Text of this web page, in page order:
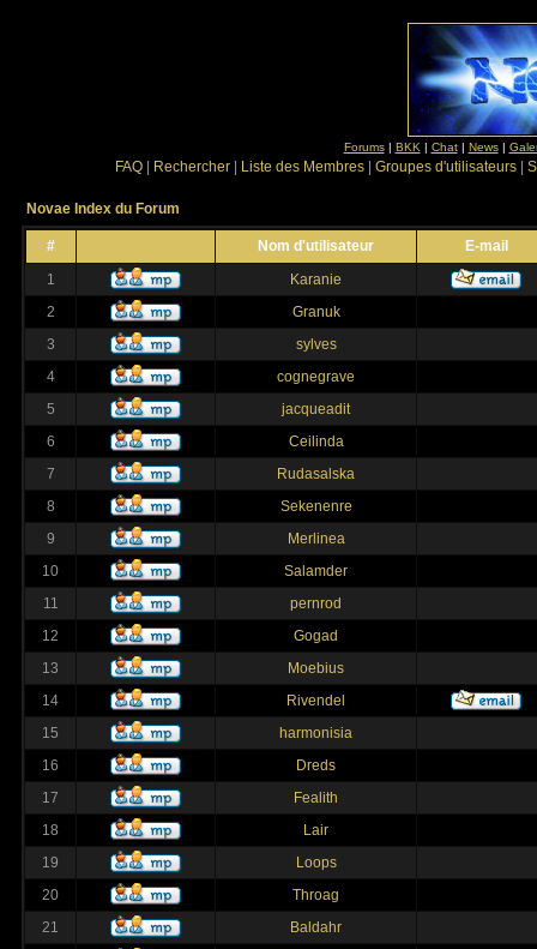
Forums| BKK | Chat| News|
FAQ Rechercher Liste des Membres Groupes d'utilisateurs
Novae Index du Forum
# Nom d'utilisateur
E-mail
1
Karanie
2
Granuk
3
sylves
4
cognegrave
5
jacqueadit
6
Ceilinda
7
Rudasalska
8
Sekenenre
9
Merlinea
10
Salamder
11
pernrod
12
Gogad
13
Moebius
14
Rivendel
15
harmonisia
16
Dreds
17
Fealith
18
Lair
19
Loops
20
Throag
21
Baldahr